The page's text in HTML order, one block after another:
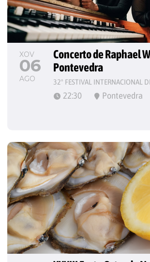
XOV
06
AGO
Concerto de Raphael
Pontevedra
22:30 Pontevedra